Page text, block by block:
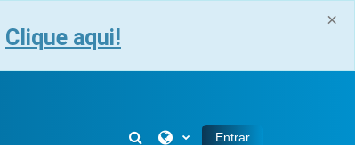
×
Clique aqui!
Alternar entrada de pesquisa
Entrar